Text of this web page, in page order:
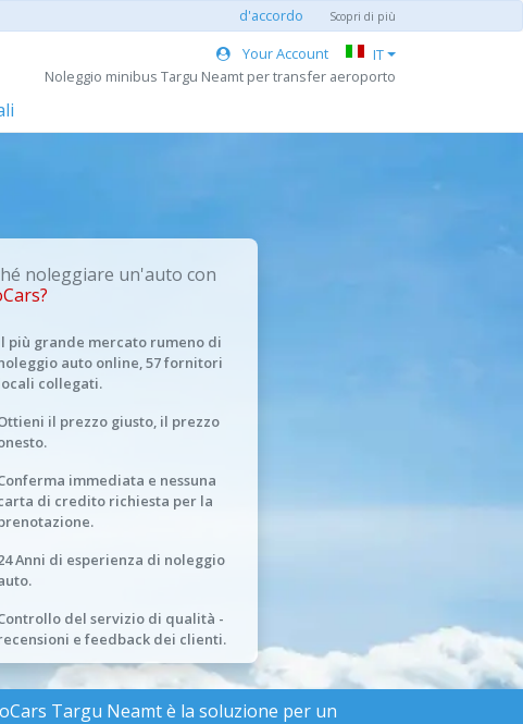
d'accordo Scopri di più
Your Account
IT
Noleggio minibus Targu Neamt per transfer aeroporto
noleggiare un'auto con
più grande mercato rumeno di
auto online, 57 fornitori
collegati.
il prezzo giusto, il prezzo
immediata e nessuna
di credito richiesta per la
Anni di esperienza di noleggio
del servizio di qualità -
e feedback dei clienti.
Targu Neamt è la soluzione per un